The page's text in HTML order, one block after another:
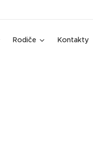
Rodiče Kontakty